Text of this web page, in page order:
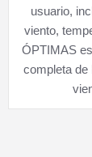
usuario,
viento,
ÓPTIMAS
completa de